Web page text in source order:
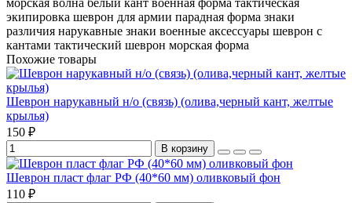
экипировка шеврон для армии парадная форма знаки
различия нарукавные знаки военные аксессуары шеврон с
кантами тактический шеврон морская форма
Похожие товары
Шеврон нарукавный н/о (связь) (олива,черный кант, желтые
крылья)
150 ₽
В корзину
Шеврон пласт флаг РФ (40*60 мм) оливковый фон
110 ₽